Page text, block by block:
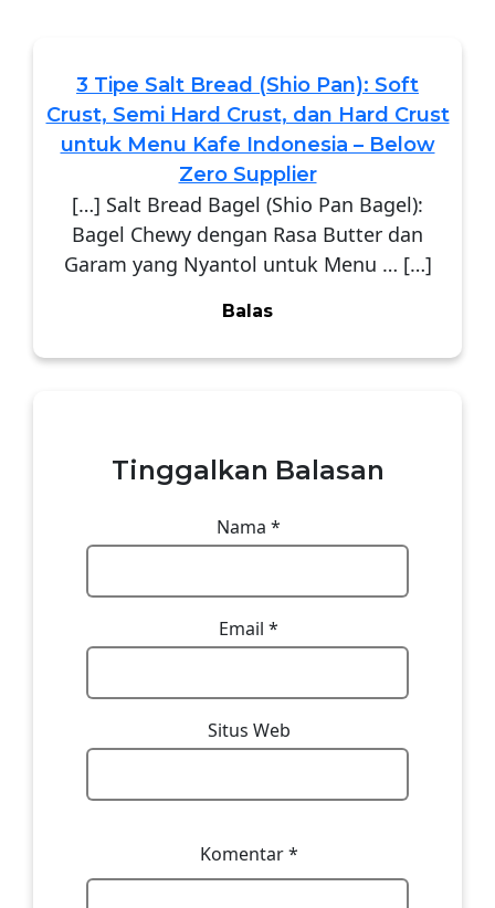
3 Tipe Salt Bread (Shio Pan): Soft
Crust, Semi Hard Crust, dan Hard Crust
untuk Menu Kafe Indonesia – Below
Zero Supplier
[…] Salt Bread Bagel (Shio Pan Bagel):
Bagel Chewy dengan Rasa Butter dan
Garam yang Nyantol untuk Menu … […]
Balas
Tinggalkan Balasan
Komentar*
Nama *
Email *
Situs Web